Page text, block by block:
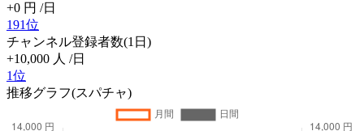
+0 円 /日
191位
チャンネル登録者数(1日)
+10,000 人 /日
1位
推移グラフ(スパチャ)